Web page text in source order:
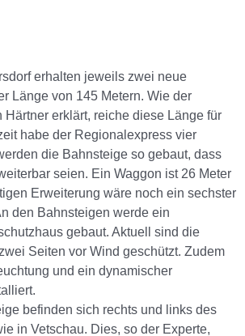
erhalten jeweils zwei neue
Länge von 145 Metern. Wie der
Härtner erklärt, reiche diese Länge für
habe der Regionalexpress vier
die Bahnsteige so gebaut, dass
seien. Ein Waggon ist 26 Meter
Erweiterung wäre noch ein sechster
den Bahnsteigen werde ein
gebaut. Aktuell sind die
Seiten vor Wind geschützt. Zudem
und ein dynamischer
befinden sich rechts und links des
in Vetschau. Dies, so der Experte,